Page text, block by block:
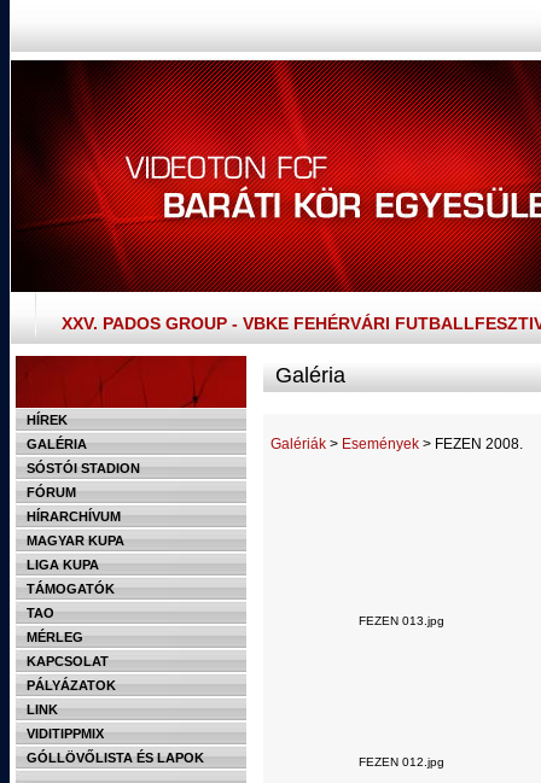
XXV. PADOS GROUP - VBKE FEHÉRVÁRI
HÍREK
GALÉRIA
SÓSTÓI STADION
FÓRUM
HÍRARCHÍVUM
MAGYAR KUPA
LIGA KUPA
TÁMOGATÓK
TAO
MÉRLEG
KAPCSOLAT
PÁLYÁZATOK
LINK
VIDITIPPMIX
GÓLLÖVŐLISTA ÉS LAPOK
Galéria
Galériák > Események > FEZEN 2008.
FEZEN 013.jpg
FEZEN 012.jpg